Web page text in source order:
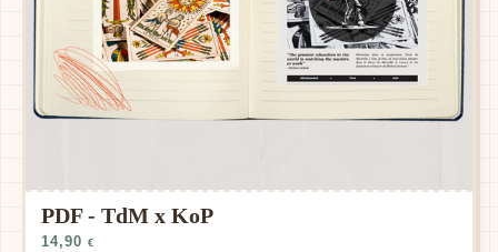
PDF - TdM x KoP
14,90 €